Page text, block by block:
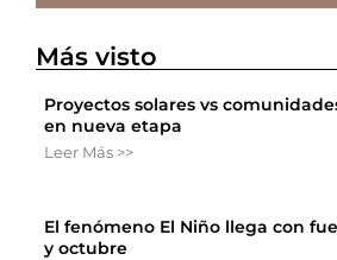
Más visto
Proyectos solares vs
en nueva etapa
Leer Más >>
El fenómeno El Niño llega con
y octubre